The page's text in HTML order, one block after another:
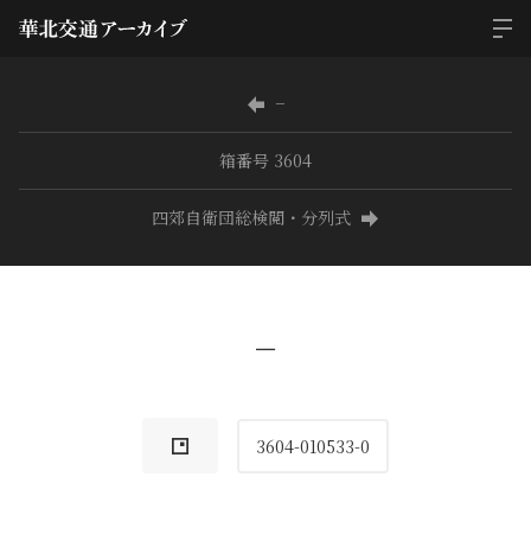
−
箱番号 3604
四郊自衛団総検閲・分列式
−
3604-010533-0